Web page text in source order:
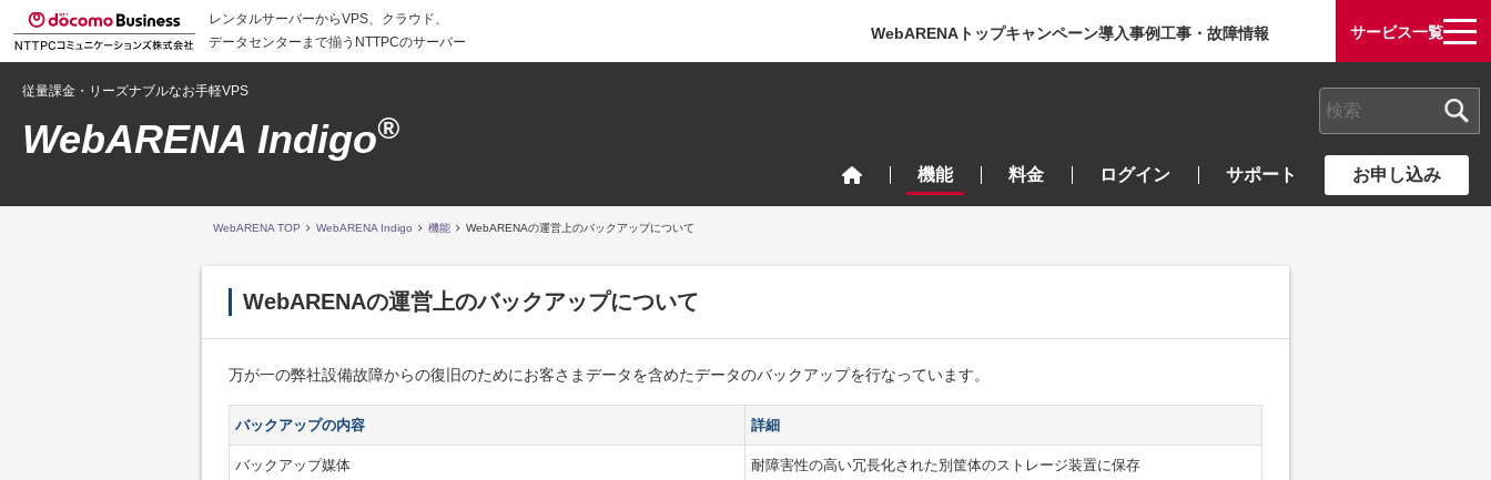
レンタルサーバーからVPS、クラウド、
データセンターまで揃うNTTPCのサーバー
WebARENAトップキャンペーン導入事例工事・故障情報 サービス一覧
従量課金・リーズナブルなお手軽VPS
WebARENA Indigo® 検索キーワード入力
機能 料金 ログイン サポート お申し込み
WebARENA TOP WebARENA Indigo 機能 WebARENAの運営上のバックアップについて
WebARENAの運営上のバックアップについて
万が一の弊社設備故障からの復旧のためにお客さまデータを含めたデータのバックアップを行なっています。
バックアップの内容 詳細
バックアップ媒体 耐障害性の高い冗長化された別筐体のストレージ装置に保存